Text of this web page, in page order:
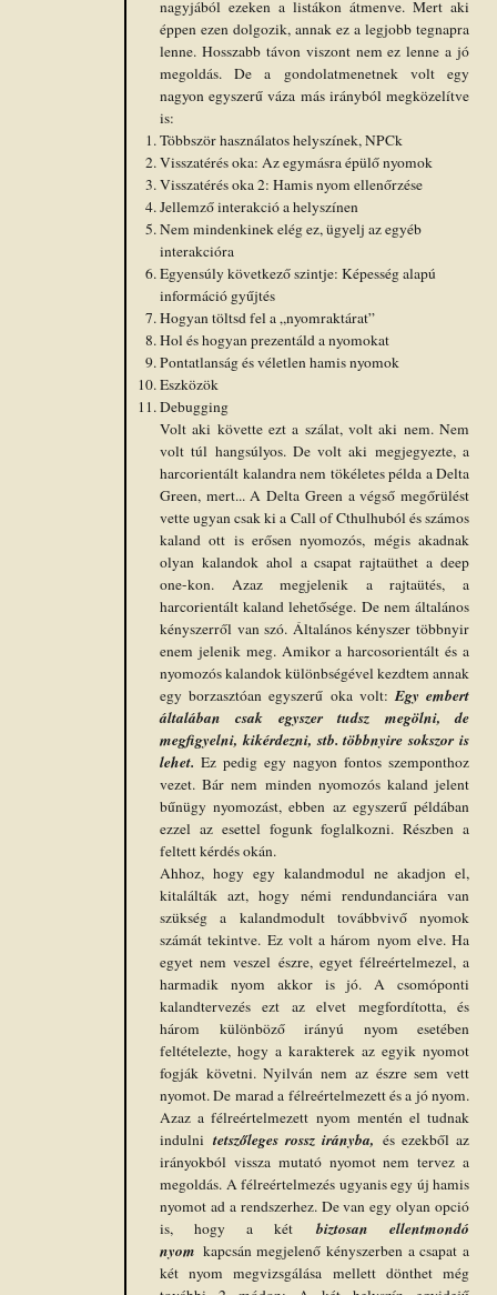
nagyjából ezeken a listákon átmenve. Mert aki
éppen ezen dolgozik, annak ez a legjobb tegnapra
lenne. Hosszabb távon viszont nem ez lenne a jó
megoldás. De a gondolatmenetnek volt egy
nagyon egyszerű váza más irányból megközelítve
is:
Többször használatos helyszínek, NPCk
Visszatérés oka: Az egymásra épülő nyomok
Visszatérés oka 2: Hamis nyom ellenőrzése
Jellemző interakció a helyszínen
Nem mindenkinek elég ez, ügyelj az egyéb
interakcióra
Egyensúly következő szintje: Képesség alapú
információ gyűjtés
Hogyan töltsd fel a „nyomraktárat”
Hol és hogyan prezentáld a nyomokat
Pontatlanság és véletlen hamis nyomok
Eszközök
Debugging
Volt aki követte ezt a szálat, volt aki nem. Nem
volt túl hangsúlyos. De volt aki megjegyezte, a
harcorientált kalandra nem tökéletes példa a Delta
Green, mert... A Delta Green a végső megőrülést
vette ugyan csak ki a Call of Cthulhuból és számos
kaland ott is erősen nyomozós, mégis akadnak
olyan kalandok ahol a csapat rajtaüthet a deep
one-kon. Azaz megjelenik a rajtaütés, a
harcorientált kaland lehetősége. De nem általános
kényszerről van szó. Általános kényszer többnyir
enem jelenik meg. Amikor a harcosorientált és a
nyomozós kalandok különbségével kezdtem annak
egy borzasztóan egyszerű oka volt:Egy embert
általában csak egyszer tudsz megölni, de
megfigyelni, kikérdezni, stb. többnyire sokszor is
lehet. Ez pedig egy nagyon fontos szemponthoz
vezet. Bár nem minden nyomozós kaland jelent
bűnügy nyomozást, ebben az egyszerű példában
ezzel az esettel fogunk foglalkozni. Részben a
feltett kérdés okán.
Ahhoz, hogy egy kalandmodul ne akadjon el,
kitalálták azt, hogy némi rendundanciára van
szükség a kalandmodult továbbvivő nyomok
számát tekintve. Ez volt a három nyom elve. Ha
egyet nem veszel észre, egyet félreértelmezel, a
harmadik nyom akkor is jó. A csomóponti
kalandtervezés ezt az elvet megfordította, és
három különböző irányú nyom esetében
feltételezte, hogy a karakterek az egyik nyomot
fogják követni. Nyilván nem az észre sem vett
nyomot. De marad a félreértelmezett és a jó nyom.
Azaz a félreértelmezett nyom mentén el tudnak
indulni tetszőleges rossz irányba, és ezekből az
irányokból vissza mutató nyomot nem tervez a
megoldás. A félreértelmezés ugyanis egy új hamis
nyomot ad a rendszerhez. De van egy olyan opció
is, hogy a két biztosan ellentmondó
nyom kapcsán megjelenő kényszerben a csapat a
két nyom megvizsgálása mellett dönthet még